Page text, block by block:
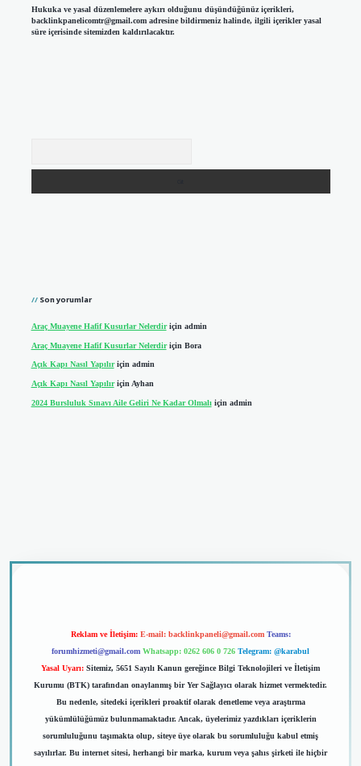
Hukuka ve yasal düzenlemelere aykırı olduğunu düşündüğünüz içerikleri,
backlinkpanelicomtr@gmail.comadresine bildirmeniz halinde, ilgili içerikler yasal
süre içerisinde sitemizden kaldırılacaktır.
Son yorumlar
Araç Muayene Hafif Kusurlar Nelerdiriçin admin
Araç Muayene Hafif Kusurlar Nelerdiriçin Bora
Açık Kapı Nasıl Yapılıriçin admin
Açık Kapı Nasıl Yapılıriçin Ayhan
2024 Bursluluk Sınavı Aile Geliri Ne Kadar Olmalıiçin admin
Reklam ve İletişim: E-mail: backlinkpaneli@gmail.com Teams:
forumhizmeti@gmail.com Whatsapp: 0262 606 0 726 Telegram: @karabul
Yasal Uyarı: Sitemiz, 5651 Sayılı Kanun gereğince Bilgi Teknolojileri ve İletişim
Kurumu (BTK) tarafından onaylanmış bir Yer Sağlayıcı olarak hizmet vermektedir.
Bu nedenle, sitedeki içerikleri proaktif olarak denetleme veya araştırma
yükümlülüğümüz bulunmamaktadır. Ancak, üyelerimiz yazdıkları içeriklerin
sorumluluğunu taşımakta olup, siteye üye olarak bu sorumluluğu kabul etmiş
sayılırlar. Bu internet sitesi, herhangi bir marka, kurum veya şahıs şirketi ile hiçbir